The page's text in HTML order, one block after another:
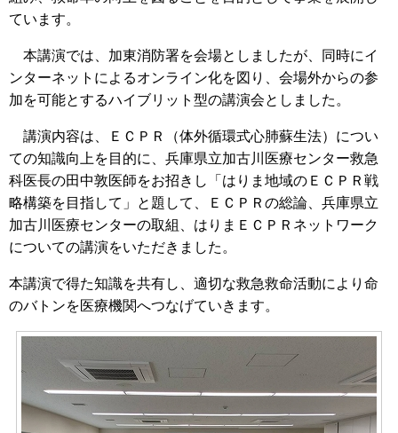
ています。
本講演では、加東消防署を会場としましたが、同時にイ
ンターネットによるオンライン化を図り、会場外からの参
加を可能とするハイブリット型の講演会としました。
講演内容は、ＥＣＰＲ（体外循環式心肺蘇生法）につい
ての知識向上を目的に、兵庫県立加古川医療センター救急
科医長の田中敦医師をお招きし「はりま地域のＥＣＰＲ戦
略構築を目指して」と題して、ＥＣＰＲの総論、兵庫県立
加古川医療センターの取組、はりまＥＣＰＲネットワーク
についての講演をいただきました。
本講演で得た知識を共有し、適切な救急救命活動により命
のバトンを医療機関へつなげていきます。